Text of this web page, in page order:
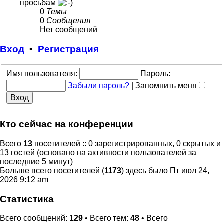
просьбам
0 Темы
0 Сообщения
Нет сообщений
Вход • Регистрация
Имя пользователя:
Пароль:
Забыли пароль?
Запомнить меня
Кто сейчас на конференции
Всего 13 посетителей :: 0 зарегистрированных, 0 скрытых и
13 гостей (основано на активности пользователей за
последние 5 минут)
Больше всего посетителей (1173) здесь было Пт июл 24,
2026 9:12 am
Статистика
Всего сообщений: 129 • Всего тем: 48 • Всего